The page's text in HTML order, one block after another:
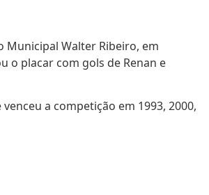
Municipal Walter Ribeiro, em
o placar com gols de Renan e
a competição em 1993, 2000,